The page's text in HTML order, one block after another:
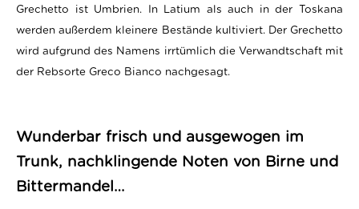
Grechetto ist Umbrien. In Latium als auch in der Toskana
werden außerdem kleinere Bestände kultiviert. Der Grechetto
wird aufgrund des Namens irrtümlich die Verwandtschaft mit
der Rebsorte Greco Bianco nachgesagt.
Wunderbar frisch und ausgewogen im
Trunk, nachklingende Noten von Birne und
Bittermandel…